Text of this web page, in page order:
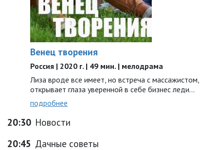
Венец творения
Россия | 2020 г. | 49 мин. | мелодрама
Лиза вроде все имеет, но встреча с массажистом,
открывает глаза уверенной в себе бизнес леди…
подробнее
20:30 Новости
20:45 Дачные советы